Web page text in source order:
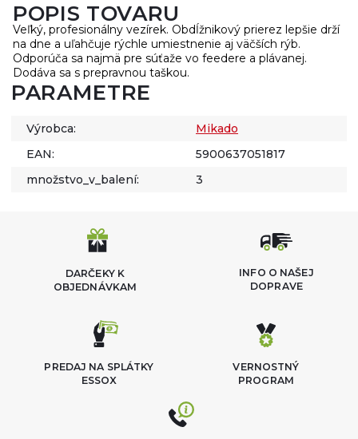
POPIS TOVARU
Veľký, profesionálny vezírek. Obdĺžnikový prierez lepšie drží
na dne a uľahčuje rýchle umiestnenie aj väčších rýb.
Odporúča sa najmä pre súťaže vo feedere a plávanej.
Dodáva sa s prepravnou taškou.
PARAMETRE
Výrobca:
Mikado
EAN:
5900637051817
množstvo_v_balení:
3
DARČEKY K
OBJEDNÁVKAM
INFO O NAŠEJ
DOPRAVE
VERNOSTNÝ
PROGRAM
PREDAJ NA SPLÁTKY
ESSOX